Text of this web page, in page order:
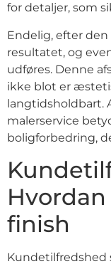
for detaljer, som
Endelig, efter
resultatet, og
udføres. Denne
ikke blot er
langtidsholdbart.
malerservice
boligforbedring,
finish
Kundetilfredshed